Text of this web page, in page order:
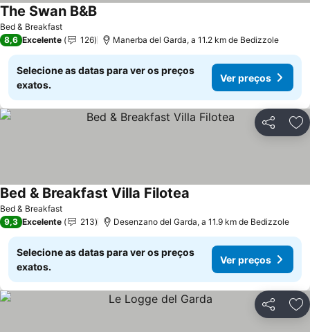
Bed & Breakfast
The Swan B&BVer preços
8,6 Excelente 126 Manerba del Garda, a 11.2 km de Bedizzole
Selecione as datas para ver os preços
exatos.
Ver preços
Partilhar
Bed & Breakfast
Bed & Breakfast Villa Filotea
9,3 Excelente 213 Desenzano del Garda, a 11.9 km de Bedizzole
Selecione as datas para ver os preços
exatos.
Ver preços
Partilhar